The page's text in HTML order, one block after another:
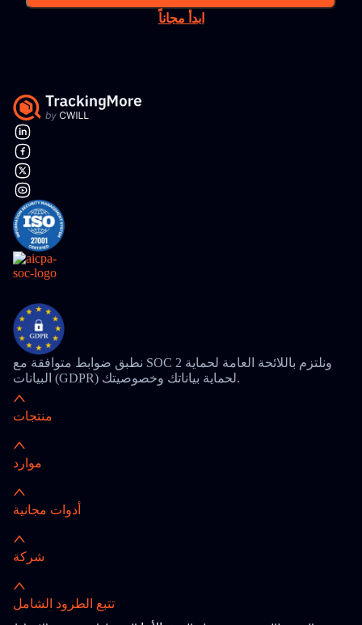
ابدأ مجاناً
نطبق ضوابط متوافقة مع SOC 2 ونلتزم باللائحة العامة لحماية
البيانات (GDPR) لحماية بياناتك وخصوصيتك.
منتجات
موارد
أدوات مجانية
شركة
تتبع الطرود الشامل